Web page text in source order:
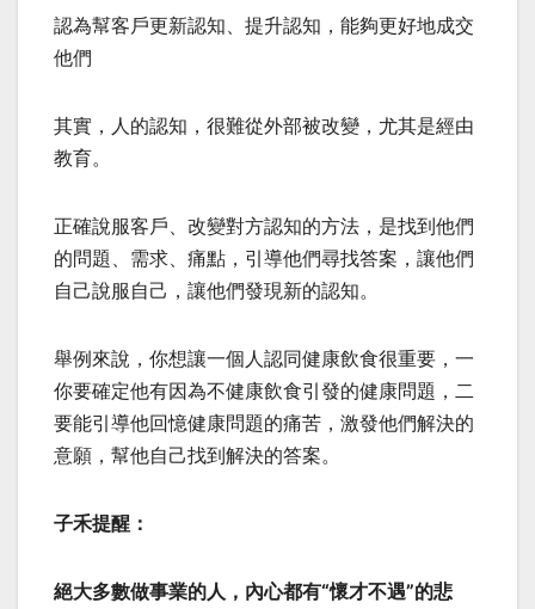
認為幫客戶更新認知、提升認知，能夠更好地成交
他們
其實，人的認知，很難從外部被改變，尤其是經由
教育。
正確說服客戶、改變對方認知的方法，是找到他們
的問題、需求、痛點，引導他們尋找答案，讓他們
自己說服自己，讓他們發現新的認知。
舉例來說，你想讓一個人認同健康飲食很重要，一
你要確定他有因為不健康飲食引發的健康問題，二
要能引導他回憶健康問題的痛苦，激發他們解決的
意願，幫他自己找到解決的答案。
子禾提醒：
絕大多數做事業的人，內心都有“懷才不遇”的悲